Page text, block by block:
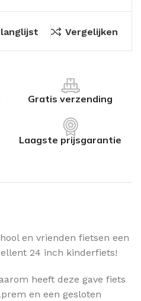
Vergelijken
Gratis verzending
Laagste prijsgarantie
en vrienden fietsen een
24 inch kinderfiets!
heeft deze gave fiets
en een gesloten